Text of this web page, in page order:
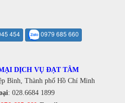
454 0979 685 660
DỊCH VỤ ĐẠT TÂM
Bình, Thành phố Hồ Chí Minh
: 028.6684 1899